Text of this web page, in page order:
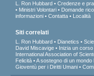
L. Ron Hubbard Credenze e
Ministri Volontari
Domande
informazioni
Contatta Località
Siti correlati
L. Ron Hubbard Dianetics
David Miscavige
Inizia un
International Association of
Felicità
A sostegno di un mondo
Gioventù per i Diritti Umani